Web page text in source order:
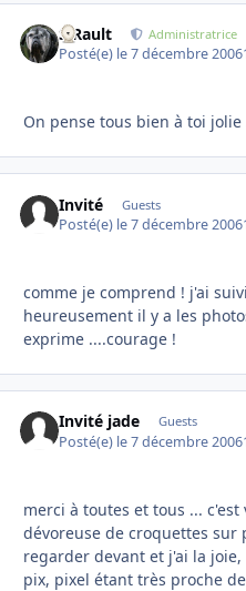
S.Rault Administratrice
Posté(e) le 7 décembre 2006
On pense tous bien à toi
Invité Guests
Posté(e) le 7 décembre 2006
comme je comprend ! j'ai
heureusement il y a les
exprime ....courage !
Invité jade Guests
Posté(e) le 7 décembre 2006
merci à toutes et tous ...
dévoreuse de croquettes sur
regarder devant et j'ai la
pix, pixel étant très proche